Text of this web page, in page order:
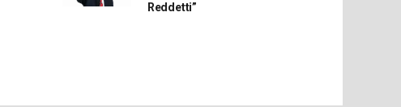
Reddetti”